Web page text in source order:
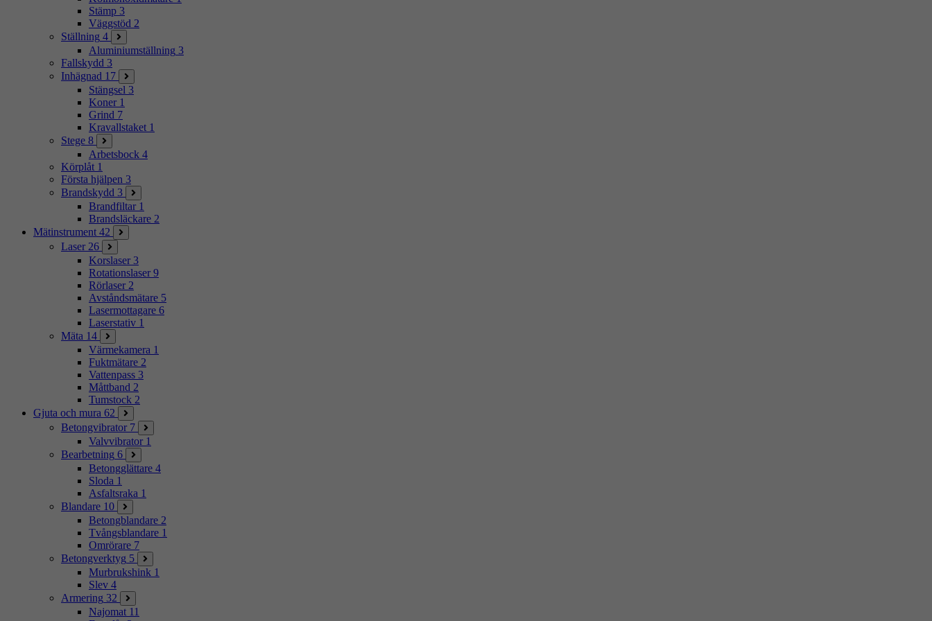
Stämp 3
Väggstöd 2
Ställning 4
Aluminiumställning 3
Fallskydd 3
Inhägnad 17
Stängsel 3
Koner 1
Grind 7
Kravallstaket 1
Stege 8
Arbetsbock 4
Körplåt 1
Första hjälpen 3
Brandskydd 3
Brandfiltar 1
Brandsläckare 2
Mätinstrument 42
Laser 26
Korslaser 3
Rotationslaser 9
Rörlaser 2
Avståndsmätare 5
Lasermottagare 6
Laserstativ 1
Mäta 14
Värmekamera 1
Fuktmätare 2
Vattenpass 3
Måttband 2
Tumstock 2
Gjuta och mura 62
Betongvibrator 7
Valvvibrator 1
Bearbetning 6
Betongglättare 4
Sloda 1
Asfaltsraka 1
Blandare 10
Betongblandare 2
Tvångsblandare 1
Omrörare 7
Betongverktyg 5
Murbrukshink 1
Slev 4
Armering 32
Najomat 11